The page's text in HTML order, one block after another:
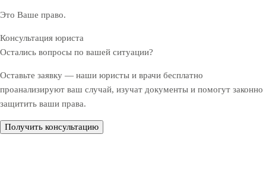
Это Ваше право.
Консультация юриста
Остались вопросы по вашей ситуации?
Оставьте заявку — наши юристы и врачи бесплатно
проанализируют ваш случай, изучат документы и помогут законно
защитить ваши права.
Получить консультацию